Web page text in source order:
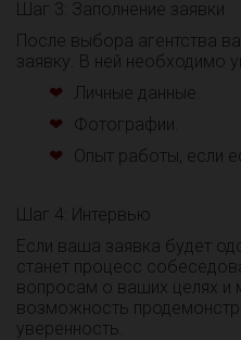
Шаг 3: Заполнение заявки
После выбора агентства
заявку. В ней необходимо
Личные данные.
Фотографии.
Опыт работы, если
Шаг 4: Интервью
Если ваша заявка будет
станет процесс
вопросам о ваших целях и
возможность
уверенность.